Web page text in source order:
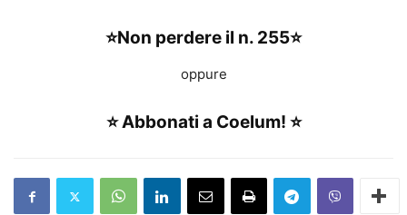
⭐Non perdere il n. 255⭐
oppure
⭐Abbonati a Coelum! ⭐